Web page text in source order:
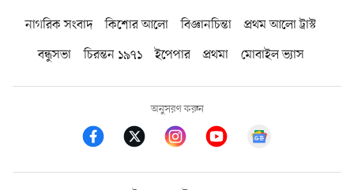
নাগরিক সংবাদ কিশোর আলো বিজ্ঞানচিন্তা
প্রথম আলো ট্রাস্ট
বন্ধুসভা
চিরন্তন ১৯৭১ ইপেপার প্রথমা মোবাইল ভ্যাস
অনুসরণ করুন